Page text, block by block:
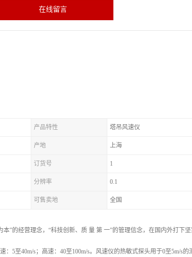
在线留言
产品特性 塔吊风速仪
产地 上海
订货号 1
分辨率 0.1
可售卖地 全国
”的经营理念，“科技创新、质 量 第 一”的管理信念，在国内外打下坚
5至40m/s；高速：40至100m/s。风速仪的热敏式探头用于0至5m/s